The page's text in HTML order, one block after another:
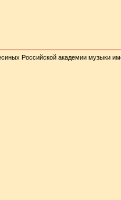
Российской академии музыки